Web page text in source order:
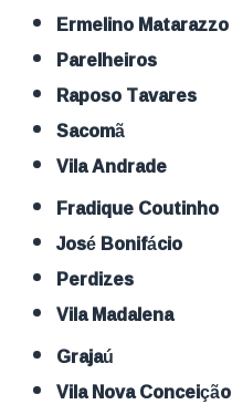
Ermelino Matarazzo
Parelheiros
Raposo Tavares
Sacomã
Vila Andrade
Fradique Coutinho
José Bonifácio
Perdizes
Vila Madalena
Grajaú
Vila Nova Conceição